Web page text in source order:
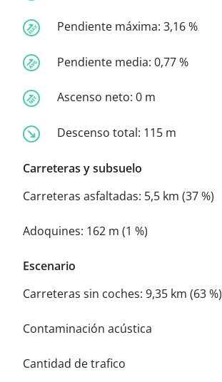
Pendiente máxima: 3,16 %
Pendiente media: 0,77 %
Ascenso neto: 0 m
Descenso total: 115 m
Carreteras y subsuelo
Carreteras asfaltadas: 5,5 km (37 %)
Adoquines: 162 m (1 %)
Escenario
Carreteras sin coches: 9,35 km (63 %)
Contaminación acústica
Cantidad de trafico